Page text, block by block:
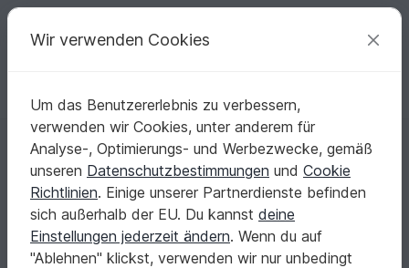
Deine kreativen Ideen
Deutsch | € (EUR) einloggen Kostenlos registrieren
Startseite Nähen Damen Kleider
Sweatkleid Vicky Gr. 34-54 Schnittmuster
Sweatkleid Vicky Gr. 34-54 Schnittmuster
Wir verwenden Cookies
Um das Benutzererlebnis zu verbessern,
verwenden wir Cookies, unter anderem für
Analyse-, Optimierungs- und Werbezwecke, gemäß
unseren Datenschutzbestimmungen und Cookie
Richtlinien. Einige unserer Partnerdienste befinden
sich außerhalb der EU. Du kannst deine
Einstellungen jederzeit ändern. Wenn du auf
"Ablehnen" klickst, verwenden wir nur unbedingt